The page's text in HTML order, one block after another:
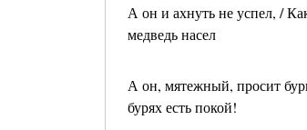
А он и ахнуть не успел, /
медведь насел
А он, мятежный, просит
бурях есть покой!